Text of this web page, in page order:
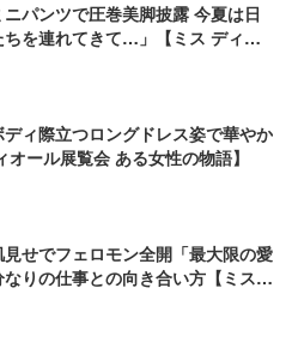
パンツで圧巻美脚披露 今夏は日
ちを連れてきて…」【ミス ディオ
ィ際立つロングドレス姿で華やか
ール展覧会 ある⼥性の物語】
せでフェロモン全開「最大限の愛
りの仕事との向き合い方【ミス